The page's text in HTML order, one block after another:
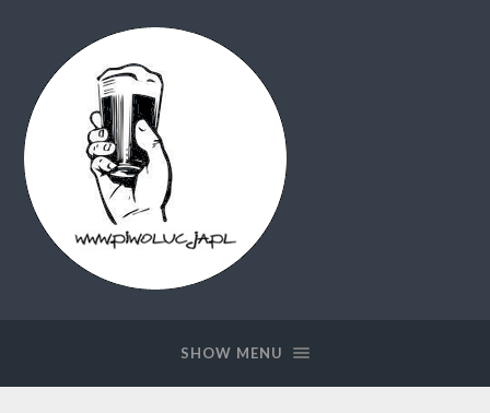
SHOW MENU